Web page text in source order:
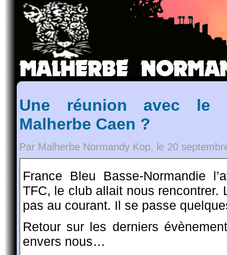
Une réunion avec le
Malherbe Caen ?
Par Malherbe Normandy Kop, le 20
France Bleu Basse-Normandie
TFC, le club allait nous rencontrer.
pas au courant. Il se passe
Retour sur les derniers
envers nous…